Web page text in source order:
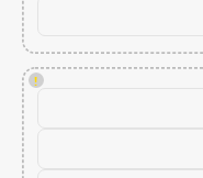
!